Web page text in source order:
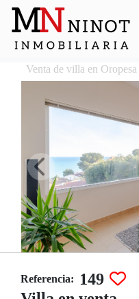
Venta de villa en
Referencia:
149